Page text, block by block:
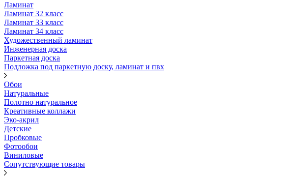
Ламинат
Ламинат 32 класс
Ламинат 33 класс
Ламинат 34 класс
Художественный ламинат
Инженерная доска
Паркетная доска
Подложка под паркетную доску, ламинат и пвх
Обои
Натуральные
Полотно натуральное
Креативные коллажи
Эко-акрил
Детские
Пробковые
Фотообои
Виниловые
Сопутствующие товары